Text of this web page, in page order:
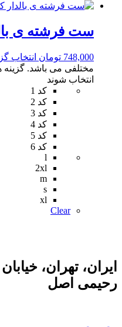
ست فرشته ی
748,000 تومان انتخاب
مختلفی می باشد.
انتخاب شوند
کد 1
کد 2
کد 3
کد 4
کد 5
کد 6
l
2xl
m
s
xl
Clear
ایران، تهران،
رحیمی اصل